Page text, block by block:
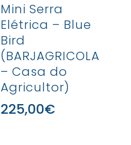
Mini Serra
Elétrica – Blue
Bird
(BARJAGRICOLA
– Casa do
Agricultor)
225,00€